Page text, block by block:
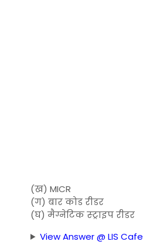
(ख) MICR
(ग) बार कोड रीडर
(घ) मैग्नेटिक स्ट्राइप रीडर
View Answer @ LIS Cafe